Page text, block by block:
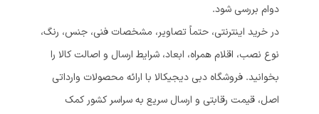
دوام بررسی شود.
در خرید اینترنتی، حتماً تصاویر، مشخصات فنی، جنس، رنگ،
نوع نصب، اقلام همراه، ابعاد، شرایط ارسال و اصالت کالا را
بخوانید. فروشگاه دبی دیجیکالا با ارائه محصولات وارداتی
اصل، قیمت رقابتی و ارسال سریع به سراسر کشور کمک